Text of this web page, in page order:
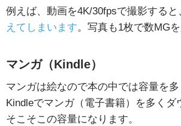
例えば、動画を4K/30fpsで撮影すると
えてしまいます。写真も1枚で数MGを
マンガ（Kindle）
マンガは絵なので本の中では容量を多
Kindleでマンガ（電子書籍）を多くダ
そこそこの容量になります。